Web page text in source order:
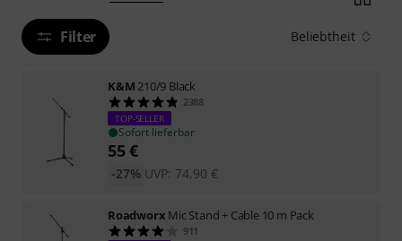
Filter Beliebtheit
K&M 210/9 Black
2388
TOP-SELLER
Sofort lieferbar
55€
UVP: 74,90 €
-27%
Roadworx Mic Stand + Cable 10 m Pack
911